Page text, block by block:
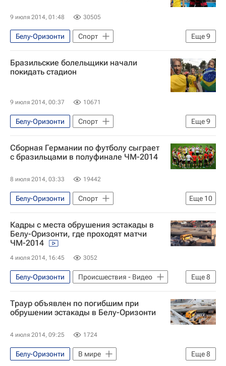
Америка
Южная Америка
Минас-Жерайс
Весь мир
Рио-де-Жанейро (штат)
Сан-Паулу (штат)
9 июля 2014, 01:48 30505
Еще9
Белу-Оризонти
Спорт
Чемпионат мира по футболу в Бразилии
Бразилия
Германия
Америка
Весь мир
Европа
Чемпионат мира по футболу 2014
Бразильские болельщики начали
покидать стадион
9 июля 2014, 00:37 10671
Еще9
Белу-Оризонти
Спорт
Чемпионат мира по футболу в Бразилии
Бразилия
Германия
Америка
Весь мир
Европа
Чемпионат мира по футболу 2014
Сборная Германии по футболу сыграет
с бразильцами в полуфинале ЧМ-2014
8 июля 2014, 03:33 19442
Еще 10
Белу-Оризонти
Спорт
Чемпионат мира по футболу в Бразилии
Германия
Америка
Южная Америка
Весь мир
Европа
Неймар
Чемпионат мира по футболу 2014
Кадры с места обрушения эстакады в
Белу-Оризонти, где проходят матчи
ЧМ-2014
4 июля 2014, 16:45 3052
Еще8
Белу-Оризонти
Происшествия - Видео
Видео
Эфир
Америка
Южная Америка
Минас-Жерайс
ЧМ по футболу 2026
Траур объявлен по погибшим при
обрушении эстакады в Белу-Оризонти
4 июля 2014, 09:25 1724
Еще8
Белу-Оризонти
В мире